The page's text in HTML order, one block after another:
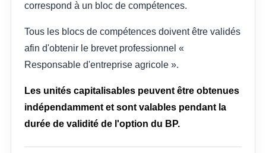
correspond à un bloc de compétences.
Tous les blocs de compétences doivent être validés
afin d'obtenir le brevet professionnel «
Responsable d'entreprise agricole ».
Les unités capitalisables peuvent être obtenues
indépendamment et sont valables pendant la
durée de validité de l'option du BP.